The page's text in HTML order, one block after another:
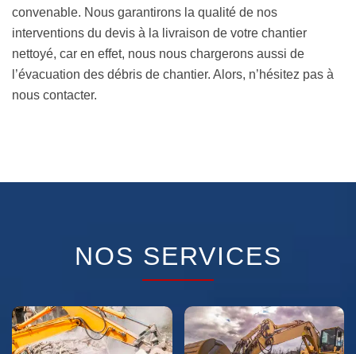
convenable. Nous garantirons la qualité de nos
interventions du devis à la livraison de votre chantier
nettoyé, car en effet, nous nous chargerons aussi de
l’évacuation des débris de chantier. Alors, n’hésitez pas à
nous contacter.
NOS SERVICES